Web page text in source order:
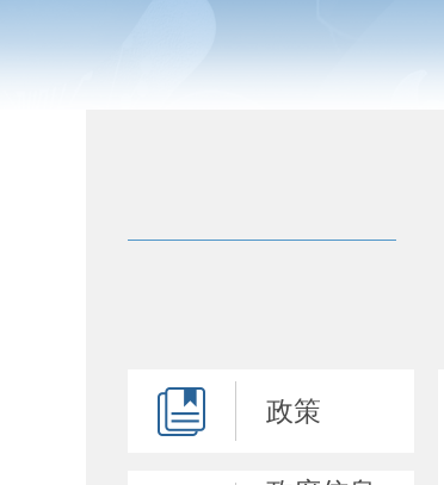
政策